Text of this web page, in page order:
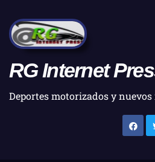
RG Internet
Deportes motorizados y nuevos